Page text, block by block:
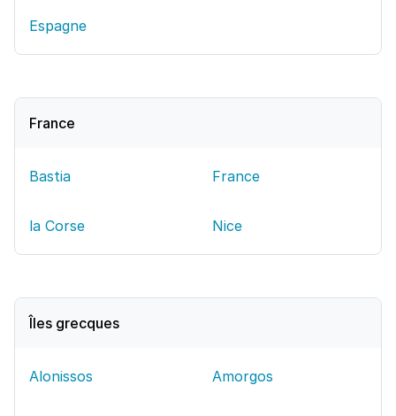
Espagne
France
Bastia France
la Corse Nice
Îles grecques
Alonissos Amorgos